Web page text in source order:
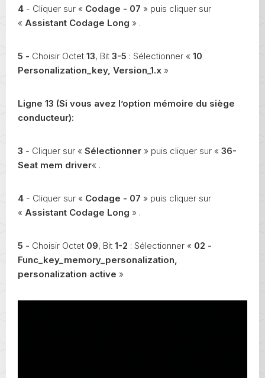
4 - Cliquer sur « Codage - 07 » puis cliquer sur
« Assistant Codage Long » .
5 - Choisir Octet 13, Bit 3-5 : Sélectionner « 10
Personalization_key, Version_1.x »
Ligne 13 (Si vous avez l’option mémoire du siège
conducteur):
3 - Cliquer sur « Sélectionner » puis cliquer sur « 36-
Seat mem driver« .
4 - Cliquer sur « Codage - 07 » puis cliquer sur
« Assistant Codage Long » .
5 - Choisir Octet 09, Bit 1-2 : Sélectionner « 02 -
Func_key_memory_personalization,
personalization active »